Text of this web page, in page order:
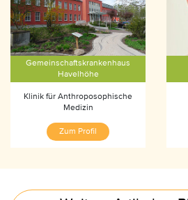
Gemeinschaftskrankenhaus
Havelhöhe
Klinik für Anthroposophische
Medizin
Zum Profil